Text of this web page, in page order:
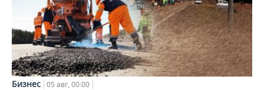
Бизнес 05 авг, 00:00